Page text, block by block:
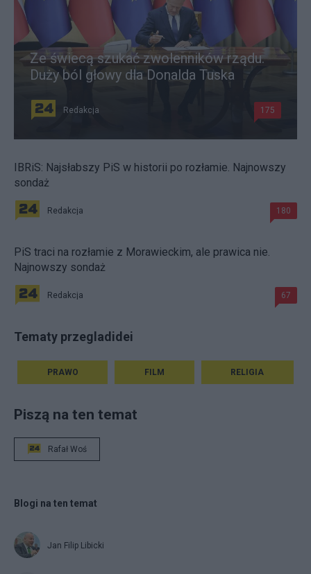
Ze świecą szukać zwolenników rządu.
Duży ból głowy dla Donalda Tuska
Redakcja 175
IBRiS: Najsłabszy PiS w historii po rozłamie. Najnowszy
sondaż
Redakcja 180
PiS traci na rozłamie z Morawieckim, ale prawica nie.
Najnowszy sondaż
Redakcja 67
Tematy przegladidei
PRAWO FILM RELIGIA
Piszą na ten temat
Rafał Woś
Blogi na ten temat
Jan Filip Libicki